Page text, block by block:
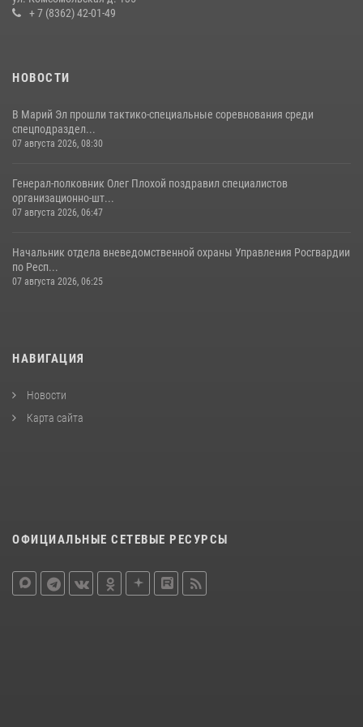
28 июля 2026, 11:52
+ 7 (8362) 42-01-49
НОВОСТИ
В Марий Эл прошли тактико-специальные соревнования среди
спецподраздел...
07 августа 2026, 08:30
Генерал-полковник Олег Плохой поздравил специалистов
организационно-шт...
07 августа 2026, 06:47
Начальник отдела вневедомственной охраны Управления Росгвардии
по Респ...
07 августа 2026, 06:25
НАВИГАЦИЯ
Новости
Карта сайта
ОФИЦИАЛЬНЫЕ СЕТЕВЫЕ РЕСУРСЫ